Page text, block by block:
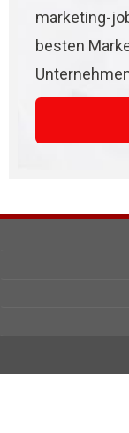
marketing-
besten